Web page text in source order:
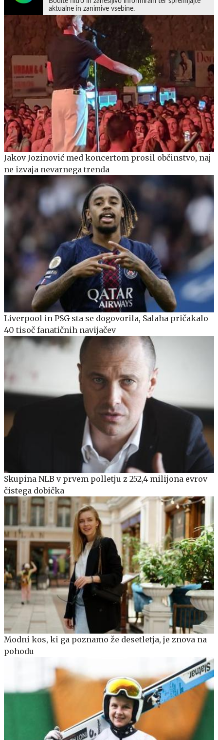
aktualne in zanimive vsebine.
Jakov Jozinović med koncertom prosil občinstvo, naj
ne izvaja nevarnega trenda
Liverpool in PSG sta se dogovorila, Salaha pričakalo
40 tisoč fanatičnih navijačev
Skupina NLB v prvem polletju z 252,4 milijona evrov
čistega dobička
Modni kos, ki ga poznamo že desetletja, je znova na
pohodu